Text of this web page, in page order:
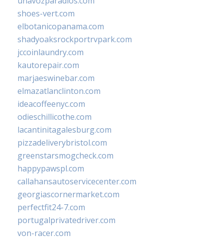
shoes-vert.com
elbotanicopanama.com
shadyoaksrockportrvpark.com
jccoinlaundry.com
kautorepair.com
marjaeswinebar.com
elmazatlanclinton.com
ideacoffeenyc.com
odieschillicothe.com
lacantinitagalesburg.com
pizzadeliverybristol.com
greenstarsmogcheck.com
happypawspl.com
callahansautoservicecenter.com
georgiascornermarket.com
perfectfit24-7.com
portugalprivatedriver.com
von-racer.com